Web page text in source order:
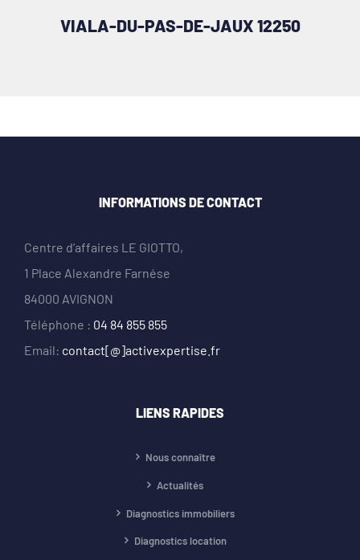
VIALA-DU-PAS-DE-JAUX 12250
INFORMATIONS DE CONTACT
Centre d’affaires LE GIOTTO,
1 Place Alexandre Farnése
84000 AVIGNON
Téléphone : 04 84 855 855
Email: contact[@]activexpertise.fr
LIENS RAPIDES
Nous connaître
Actualités
Diagnostics immobiliers
Diagnostics location